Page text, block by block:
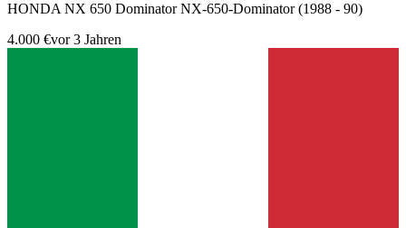
HONDA NX 650 Dominator NX-650-Dominator (1988 - 90)
4.000 €vor 3 Jahren